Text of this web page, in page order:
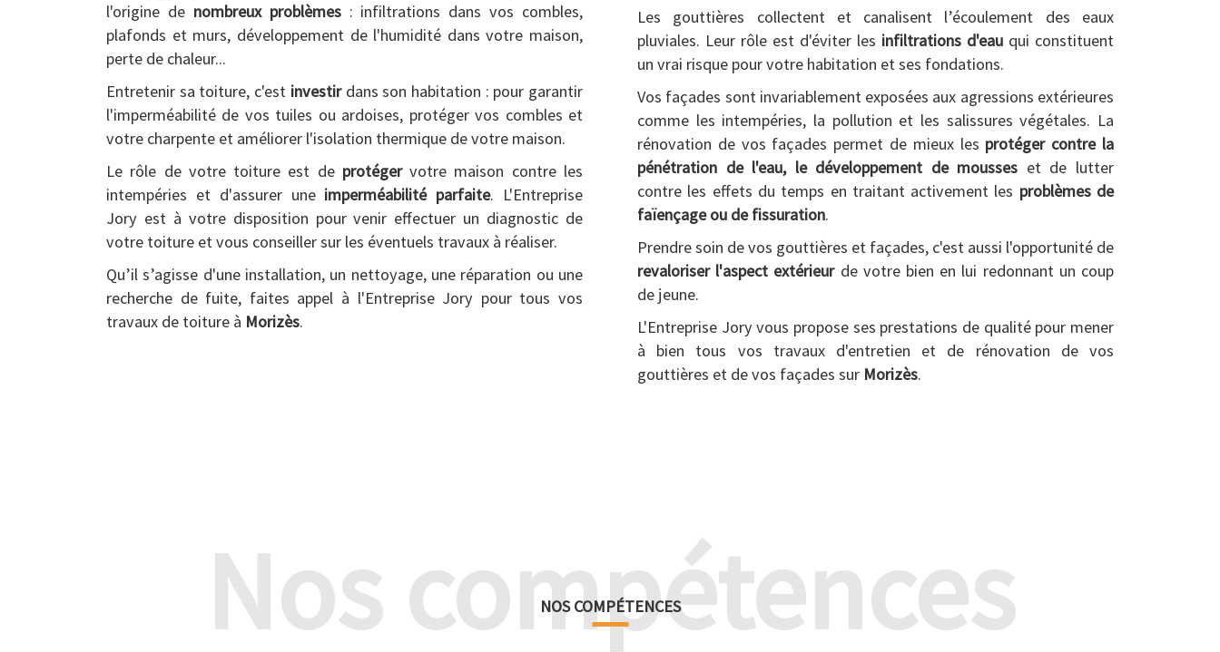
l'origine de nombreux problèmes: infiltrations dans vos combles,
plafonds et murs, développement de l'humidité dans votre maison,
perte de chaleur...
Entretenir sa toiture, c'est investirdans son habitation : pour garantir
l'imperméabilité de vos tuiles ou ardoises, protéger vos combles et
votre charpente et améliorer l'isolation thermique de votre maison.
Le rôle de votre toiture est de protégervotre maison contre les
intempéries et d'assurer une imperméabilité parfaite. L'Entreprise
Jory est à votre disposition pour venir effectuer un diagnostic de
votre toiture et vous conseiller sur les éventuels travaux à réaliser.
Qu’il s’agisse d'une installation, un nettoyage, une réparation ou une
recherche de fuite, faites appel à l'Entreprise Jory pour tous vos
travaux de toiture à Morizès.
Les gouttières collectent et canalisent l’écoulement des eaux
pluviales. Leur rôle est d'éviter les infiltrations d'eau qui constituent
un vrai risque pour votre habitation et ses fondations.
Vos façades sont invariablement exposées aux agressions extérieures
comme les intempéries, la pollution et les salissures végétales. La
rénovation de vos façades permet de mieux les protéger contre la
pénétration de l'eau, le développement de mousses et de lutter
contre les effets du temps en traitant activement les problèmes de
faïençage ou de fissuration.
Prendre soin de vos gouttières et façades, c'est aussi l'opportunité de
revaloriser l'aspect extérieurde votre bien en lui redonnant un coup
de jeune.
L'Entreprise Jory vous propose ses prestations de qualité pour mener
à bien tous vos travaux d'entretien et de rénovation de vos
gouttières et de vos façades sur Morizès.
Nos compétences
NOS COMPÉTENCES